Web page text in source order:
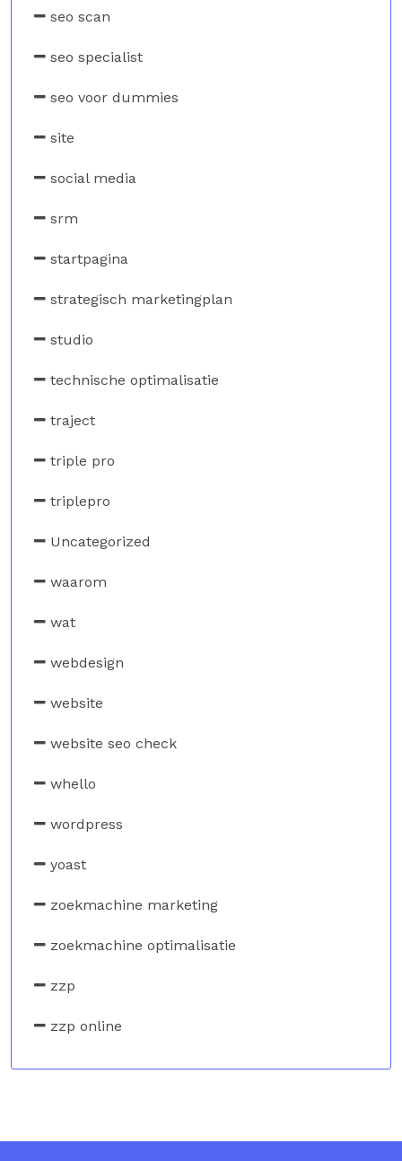
seo scan
seo specialist
seo voor dummies
site
social media
srm
startpagina
strategisch marketingplan
studio
technische optimalisatie
traject
triple pro
triplepro
Uncategorized
waarom
wat
webdesign
website
website seo check
whello
wordpress
yoast
zoekmachine marketing
zoekmachine optimalisatie
zzp
zzp online